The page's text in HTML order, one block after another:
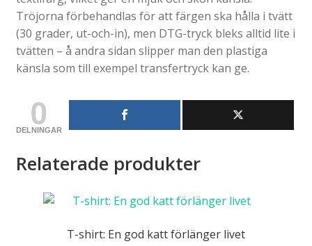
Tröjorna förbehandlas för att färgen ska hålla i tvätt
(30 grader, ut-och-in), men DTG-tryck bleks alltid lite i
tvätten – å andra sidan slipper man den plastiga
känsla som till exempel transfertryck kan ge.
0
DELNINGAR
Relaterade produkter
T-shirt: En god katt förlänger livet